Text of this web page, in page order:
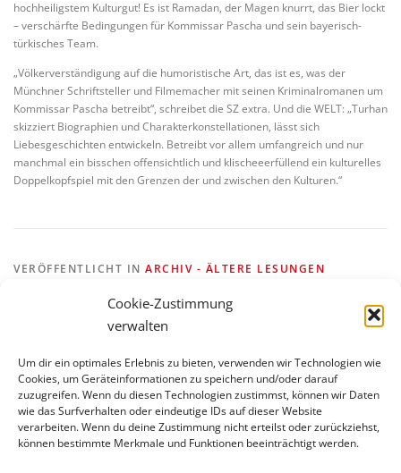
Cookie-Zustimmung
verwalten
Um dir ein optimales Erlebnis zu bieten, verwenden wir Technologien wie
Cookies, um Geräteinformationen zu speichern und/oder darauf
zuzugreifen. Wenn du diesen Technologien zustimmst, können wir Daten
wie das Surfverhalten oder eindeutige IDs auf dieser Website
verarbeiten. Wenn du deine Zustimmung nicht erteilst oder zurückziehst,
können bestimmte Merkmale und Funktionen beeinträchtigt werden.
hochheiligstem Kulturgut! Es ist Ramadan, der Magen knurrt, das Bier lockt
– verschärfte Bedingungen für Kommissar Pascha und sein bayerisch-
türkisches Team.
„Völkerverständigung auf die humoristische Art, das ist es, was der
Münchner Schriftsteller und Filmemacher mit seinen Kriminalromanen um
Kommissar Pascha betreibt“, schreibet die SZ extra. Und die WELT: „Turhan
skizziert Biographien und Charakterkonstellationen, lässt sich
Liebesgeschichten entwickeln. Betreibt vor allem umfangreich und nur
manchmal ein bisschen offensichtlich und klischeeerfüllend ein kulturelles
Doppelkopfspiel mit den Grenzen der und zwischen den Kulturen.“
VERÖFFENTLICHT IN ARCHIV - ÄLTERE LESUNGEN
BLEIBE AUF DEM LAUFENDEN